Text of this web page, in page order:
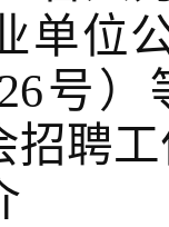
单位
号
招聘